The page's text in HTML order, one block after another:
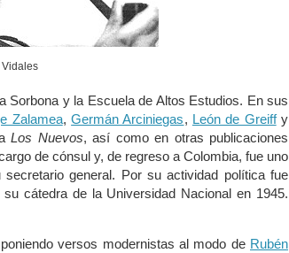
Vidales
Sorbona y la Escuela de Altos Estudios. En sus
Zalamea,Germán Arciniegas, León de Greiffy
Los Nuevos, así como en otras publicaciones
de cónsul y, de regreso a Colombia, fue uno
general. Por su actividad política fue
cátedra de la Universidad Nacional en 1945.
versos modernistas al modo de Rubén